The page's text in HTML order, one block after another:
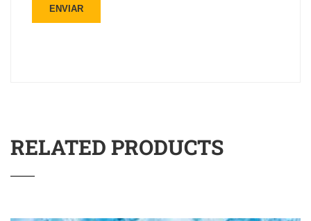
RELATED PRODUCTS